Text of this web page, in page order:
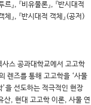
』, 『비유물론』, 『반시대적
체』, 『반시대적 객체』(공저)
스 공과대학교에서 고고학
렌즈를 통해 고고학을 ‘사물
을 선도하는 적극적인 현장
산, 현대 고고학 이론, 사물 연